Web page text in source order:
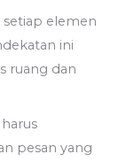
setiap elemen
ini
ruang dan
pesan yang